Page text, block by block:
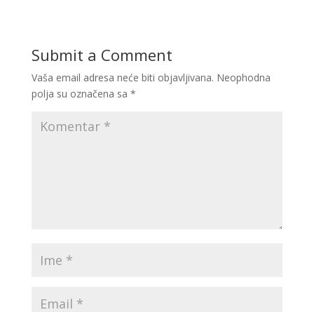
Submit a Comment
Vaša email adresa neće biti objavljivana. Neophodna
polja su označena sa *